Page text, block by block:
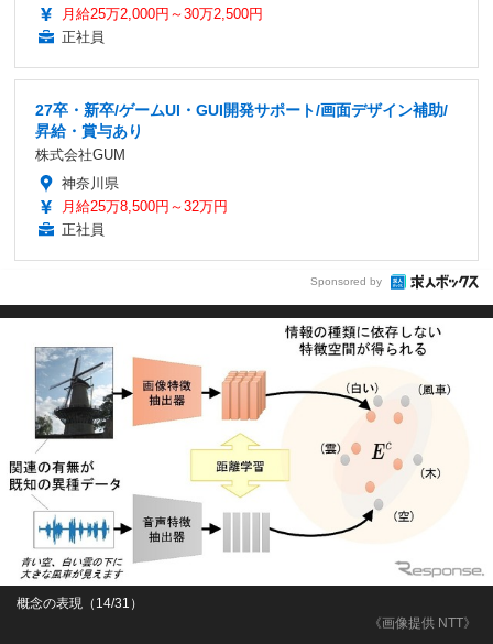
月給25万2,000円～30万2,500円
正社員
27卒・新卒/ゲームUI・GUI開発サポート/画面デザイン補助/
昇給・賞与あり
株式会社GUM
神奈川県
月給25万8,500円～32万円
正社員
Sponsored by
《画像提供 NTT》
概念の表現（14/31）